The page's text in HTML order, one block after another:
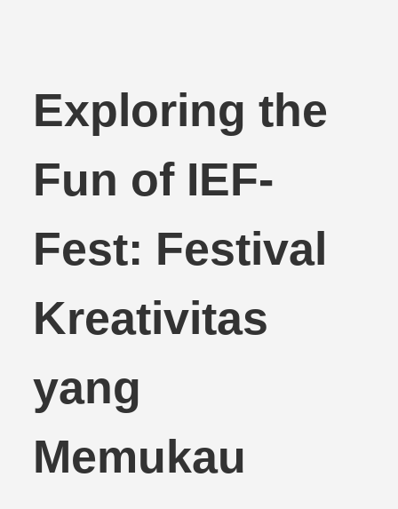
Exploring the
Fun of IEF-
Fest: Festival
Kreativitas
yang
Memukau